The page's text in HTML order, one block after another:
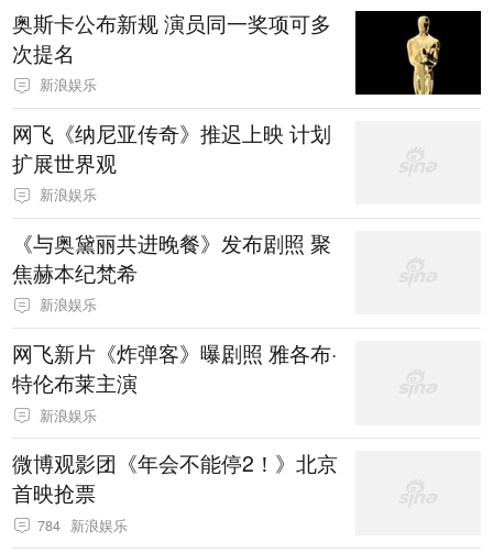
奥斯卡公布新规 演员同一奖项可多
次提名
新浪娱乐
网飞《纳尼亚传奇》推迟上映 计划
扩展世界观
新浪娱乐
《与奥黛丽共进晚餐》发布剧照 聚
焦赫本纪梵希
新浪娱乐
网飞新片《炸弹客》曝剧照 雅各布·
特伦布莱主演
新浪娱乐
微博观影团《年会不能停2！》北京
首映抢票
784 新浪娱乐